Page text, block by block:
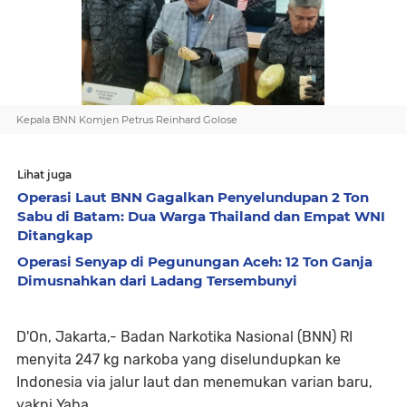
Kepala BNN Komjen Petrus Reinhard Golose
Lihat juga
Operasi Laut BNN Gagalkan Penyelundupan 2 Ton
Sabu di Batam: Dua Warga Thailand dan Empat WNI
Ditangkap
Operasi Senyap di Pegunungan Aceh: 12 Ton Ganja
Dimusnahkan dari Ladang Tersembunyi
D'On, Jakarta,- Badan Narkotika Nasional (BNN) RI
menyita 247 kg narkoba yang diselundupkan ke
Indonesia via jalur laut dan menemukan varian baru,